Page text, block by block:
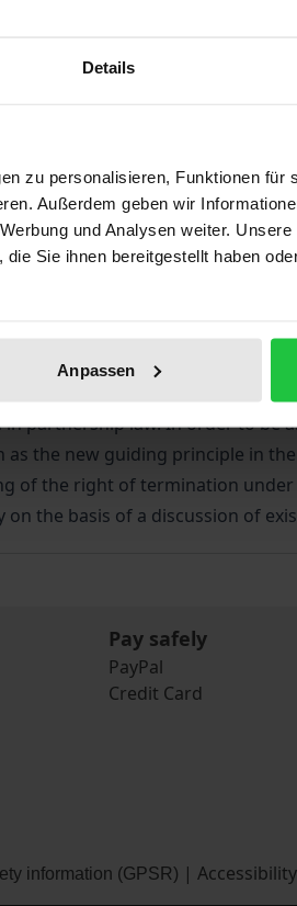
Details
zu personalisieren, Funktionen für
Außerdem geben wir
und Analysen weiter.
Sie ihnen bereitgestellt haben
Anpassen
law so far will come into
partnership law. In order to be
the new guiding principle in
of the right of termination
the basis of a discussion of
Pay safely
PayPal
Credit Card
information (GPSR) | Accessibility